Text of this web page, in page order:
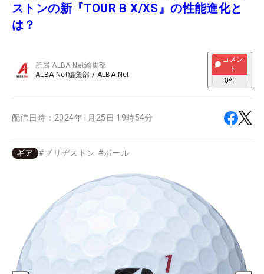
ストンの新『TOUR B X/XS』の性能進化と
は？
所属ALBA Net編集部
ALBA Net編集部 / ALBA Net
コメン
ト
0件
配信日時： 2024年1月25日 19時54分
ギア #ブリヂストン #ボール